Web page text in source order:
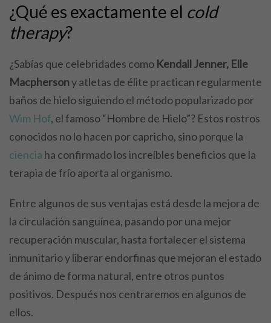
¿Qué es exactamente el cold
therapy?
¿Sabías que celebridades como Kendall Jenner, Elle
Macphersony atletas de élite practican regularmente
baños de hielo siguiendo el método popularizado por
Wim Hof, el famoso “Hombre de Hielo”? Estos rostros
conocidos no lo hacen por capricho, sino porque la
ciencia ha confirmado los increíbles beneficios que la
terapia de frío aporta al organismo.
Entre algunos de sus ventajas está desde la mejora de
la circulación sanguínea, pasando por una mejor
recuperación muscular, hasta fortalecer el sistema
inmunitario y liberar endorfinas que mejoran el estado
de ánimo de forma natural, entre otros puntos
positivos. Después nos centraremos en algunos de
ellos.